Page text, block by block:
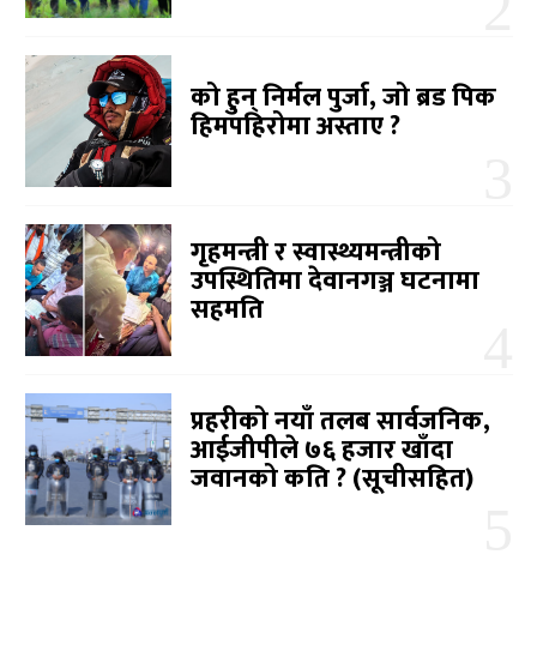
को हुन् निर्मल पुर्जा, जो ब्रड पिक
हिमपहिरोमा अस्ताए ?
गृहमन्त्री र स्वास्थ्यमन्त्रीको
उपस्थितिमा देवानगञ्ज घटनामा
सहमति
प्रहरीको नयाँ तलब सार्वजनिक,
आईजीपीले ७६ हजार खाँदा
जवानको कति ? (सूचीसहित)